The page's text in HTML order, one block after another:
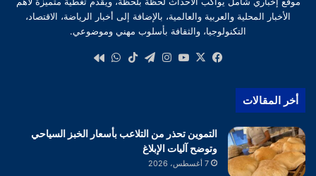
الأخبار المحلية والعربية والعالمية، بالإضافة إلى أخبار الرياضة، الاقتصاد،
التكنولوجيا، والثقافة بأسلوب مهني وموضوعي.
فيسبوك
‫X
‫YouTube
انستقرام
تيلقرام‫TikTokواتساب
أخر المقالات
التموين تحذر من التلاعب بأسعار الخبز السياحي
وتوضح آليات الإبلاغ
7 أغسطس، 2026